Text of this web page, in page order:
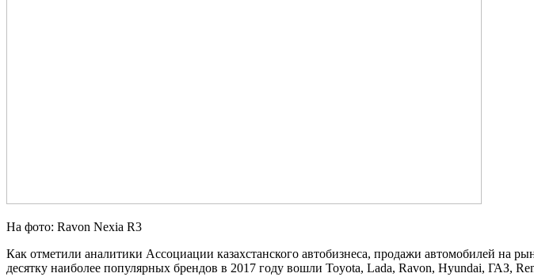
На фото: Ravon Nexia R3
Как отметили аналитики Ассоциации казахстанского автобизнеса, продажи автомобилей на
десятку наиболее популярных брендов в 2017 году вошли Toyota, Lada, Ravon, Hyundai, ГАЗ,